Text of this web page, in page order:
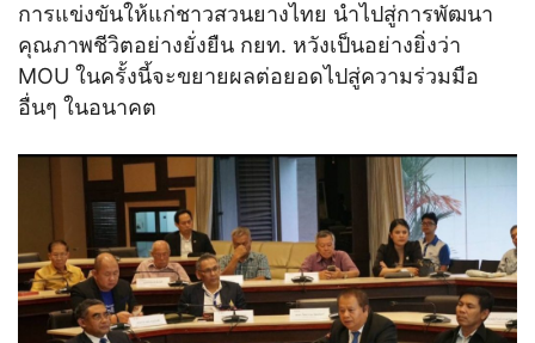
การแข่งขันให้แก่ชาวสวนยางไทย นำไปสู่การพัฒนา
คุณภาพชีวิตอย่างยั่งยืน กยท. หวังเป็นอย่างยิ่งว่า
MOU ในครั้งนี้จะขยายผลต่อยอดไปสู่ความร่วมมือ
อื่นๆ ในอนาคต